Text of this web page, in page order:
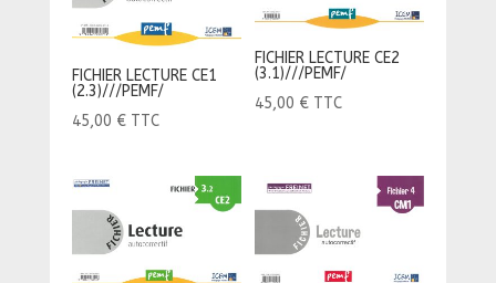
FICHIER LECTURE CE1
(2.3)///PEMF/
45,00 € TTC
FICHIER LECTURE CE2
(3.1)///PEMF/
45,00 € TTC